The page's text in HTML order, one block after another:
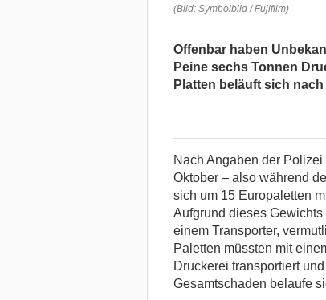
(Bild: Symbolbild / Fujifilm)
Offenbar haben
Peine sechs Tonnen
Platten beläuft sich
Nach Angaben der
Oktober – also während
sich um 15 Europaletten
Aufgrund dieses
einem Transporter,
Paletten müssten mit
Druckerei transportiert
Gesamtschaden belaufe